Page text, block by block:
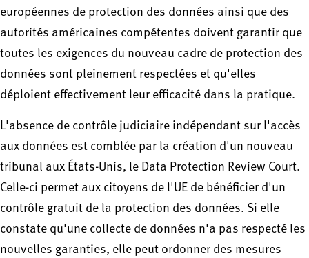
européennes de protection des données ainsi que des
autorités américaines compétentes doivent garantir que
toutes les exigences du nouveau cadre de protection des
données sont pleinement respectées et qu'elles
déploient effectivement leur efficacité dans la pratique.
L'absence de contrôle judiciaire indépendant sur l'accès
aux données est comblée par la création d'un nouveau
tribunal aux États-Unis, le Data Protection Review Court.
Celle-ci permet aux citoyens de l'UE de bénéficier d'un
contrôle gratuit de la protection des données. Si elle
constate qu'une collecte de données n'a pas respecté les
nouvelles garanties, elle peut ordonner des mesures